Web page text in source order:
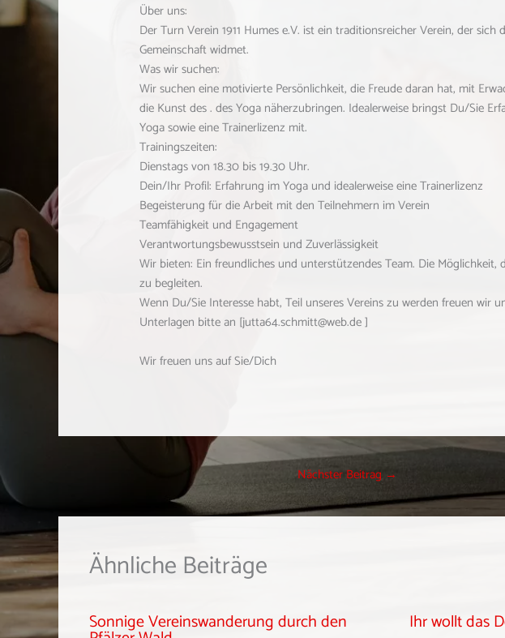
Über uns:
Der Turn Verein 1911 Humes e.V. ist ein traditionsreicher Verein, der
Gemeinschaft widmet.
Was wir suchen:
Wir suchen eine motivierte Persönlichkeit, die Freude daran hat, mit
die Kunst des . des Yoga näherzubringen. Idealerweise bringst Du/Sie
Yoga sowie eine Trainerlizenz mit.
Trainingszeiten:
Dienstags von 18.30 bis 19.30 Uhr.
Dein/Ihr Profil: Erfahrung im Yoga und idealerweise eine Trainerlizenz
Begeisterung für die Arbeit mit den Teilnehmern im Verein
Teamfähigkeit und Engagement
Verantwortungsbewusstsein und Zuverlässigkeit
Wir bieten: Ein freundliches und unterstützendes Team. Die Möglichkeit,
zu begleiten.
Wenn Du/Sie Interesse habt, Teil unseres Vereins zu werden freuen wir
Unterlagen bitte an [jutta64.schmitt@web.de ]
Wir freuen uns auf Sie/Dich
Nächster Beitrag →
Ähnliche Beiträge
Sonnige Vereinswanderung durch den Ihr wollt das